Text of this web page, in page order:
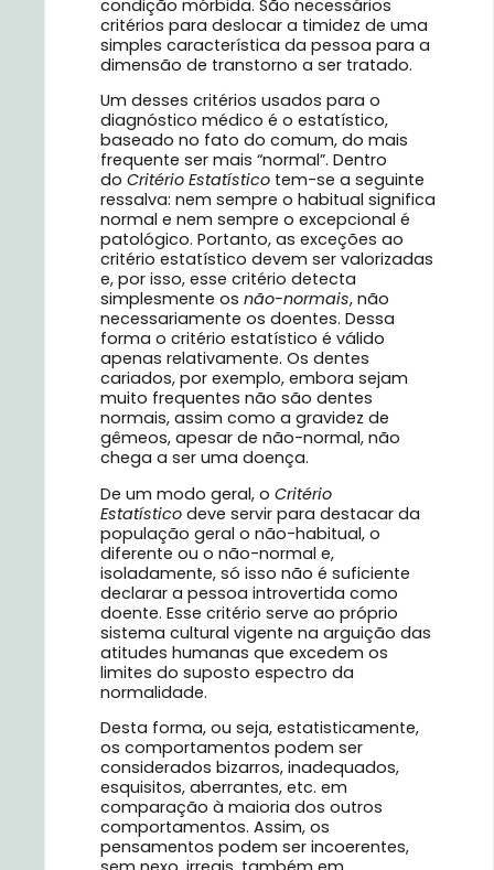
condição mórbida. São necessários
critérios para deslocar a timidez de uma
simples característica da pessoa para a
dimensão de transtorno a ser tratado.
Um desses critérios usados para o
diagnóstico médico é o estatístico,
baseado no fato do comum, do mais
frequente ser mais “normal”. Dentro
do Critério Estatístico tem-se a seguinte
ressalva: nem sempre o habitual significa
normal e nem sempre o excepcional é
patológico. Portanto, as exceções ao
critério estatístico devem ser valorizadas
e, por isso, esse critério detecta
simplesmente os não-normais, não
necessariamente os doentes. Dessa
forma o critério estatístico é válido
apenas relativamente. Os dentes
cariados, por exemplo, embora sejam
muito frequentes não são dentes
normais, assim como a gravidez de
gêmeos, apesar de não-normal, não
chega a ser uma doença.
De um modo geral, o Critério
Estatístico deve servir para destacar da
população geral o não-habitual, o
diferente ou o não-normal e,
isoladamente, só isso não é suficiente
declarar a pessoa introvertida como
doente. Esse critério serve ao próprio
sistema cultural vigente na arguição das
atitudes humanas que excedem os
limites do suposto espectro da
normalidade.
Desta forma, ou seja, estatisticamente,
os comportamentos podem ser
considerados bizarros, inadequados,
esquisitos, aberrantes, etc. em
comparação à maioria dos outros
comportamentos. Assim, os
pensamentos podem ser incoerentes,